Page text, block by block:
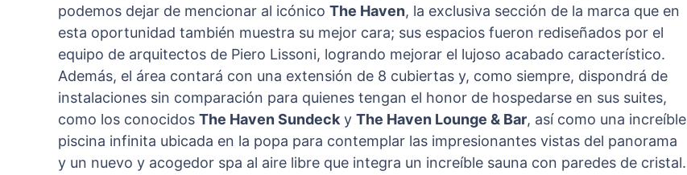
podemos dejar de mencionar al icónico The Haven, la exclusiva sección de la marca que en
esta oportunidad también muestra su mejor cara; sus espacios fueron rediseñados por el
equipo de arquitectos de Piero Lissoni, logrando mejorar el lujoso acabado característico.
Además, el área contará con una extensión de 8 cubiertas y, como siempre, dispondrá de
instalaciones sin comparación para quienes tengan el honor de hospedarse en sus suites,
como los conocidos The Haven Sundecky The Haven Lounge & Bar, así como una increíble
piscina infinita ubicada en la popa para contemplar las impresionantes vistas del panorama
y un nuevo y acogedor spa al aire libre que integra un increíble sauna con paredes de cristal.